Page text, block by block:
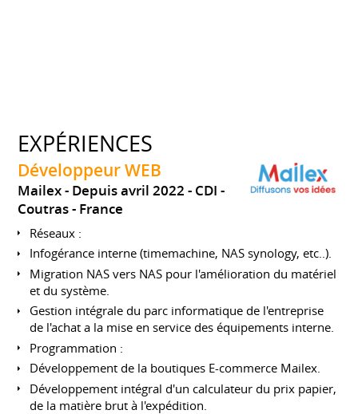
EXPÉRIENCES
Développeur WEB
Mailex Depuis avril 2022 CDI
Coutras
France
Réseaux :
Infogérance interne (timemachine, NAS synology, etc..).
Migration NAS vers NAS pour l'amélioration du matériel
et du système.
Gestion intégrale du parc informatique de l'entreprise
de l'achat a la mise en service des équipements interne.
Programmation :
Développement de la boutiques E-commerce Mailex.
Développement intégral d'un calculateur du prix papier,
de la matière brut à l'expédition.